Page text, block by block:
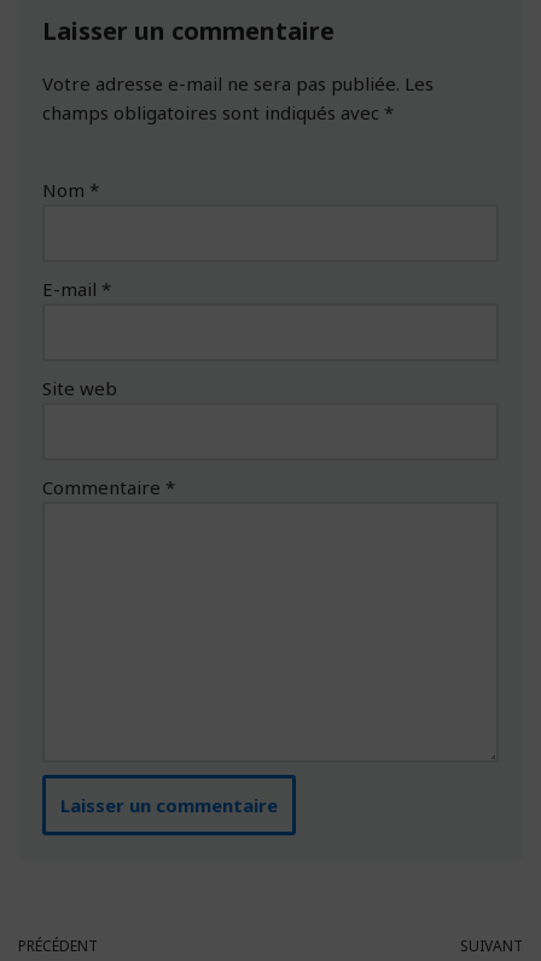
Laisser un commentaire
Votre adresse e-mail ne sera pas publiée. Les
champs obligatoires sont indiqués avec *
Nom *
E-mail *
Site web
Commentaire *
PRÉCÉDENT SUIVANT